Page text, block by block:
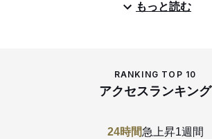
もっと読む
RANKING TOP 10
アクセスランキング
24時間急上昇1週間